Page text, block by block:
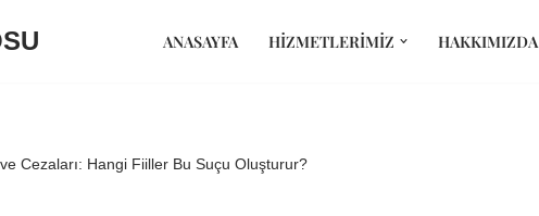
ANASAYFA HIZMETLERIMIZ HAKKIMIZDA
ve Cezaları: Hangi Fiiller Bu Suçu Oluşturur?